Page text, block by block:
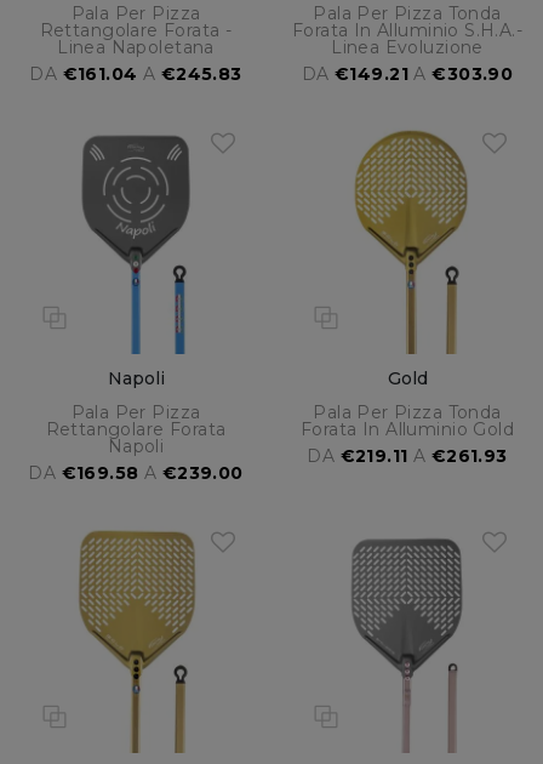
Pala Per Pizza
Rettangolare Forata -
Linea Napoletana
DA €161.04 A €245.83
Pala Per Pizza Tonda
Forata In Alluminio S.H.A.-
Linea Evoluzione
DA€149.21 A€303.90
Napoli
Pala Per Pizza
Rettangolare Forata
Napoli
DA €169.58 A €239.00
Gold
Pala Per Pizza Tonda
Forata In Alluminio Gold
DA €219.11 A €261.93